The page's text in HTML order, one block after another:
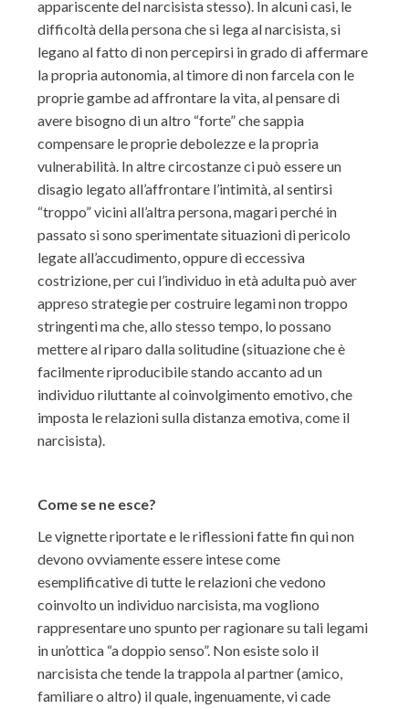
appariscente del narcisista stesso). In alcuni casi, le
difficoltà della persona che si lega al narcisista, si
legano al fatto di non percepirsi in grado di affermare
la propria autonomia, al timore di non farcela con le
proprie gambe ad affrontare la vita, al pensare di
avere bisogno di un altro “forte” che sappia
compensare le proprie debolezze e la propria
vulnerabilità. In altre circostanze ci può essere un
disagio legato all’affrontare l’intimità, al sentirsi
“troppo” vicini all’altra persona, magari perché in
passato si sono sperimentate situazioni di pericolo
legate all’accudimento, oppure di eccessiva
costrizione, per cui l’individuo in età adulta può aver
appreso strategie per costruire legami non troppo
stringenti ma che, allo stesso tempo, lo possano
mettere al riparo dalla solitudine (situazione che è
facilmente riproducibile stando accanto ad un
individuo riluttante al coinvolgimento emotivo, che
imposta le relazioni sulla distanza emotiva, come il
narcisista).
Come se ne esce?
Le vignette riportate e le riflessioni fatte fin qui non
devono ovviamente essere intese come
esemplificative di tutte le relazioni che vedono
coinvolto un individuo narcisista, ma vogliono
rappresentare uno spunto per ragionare su tali legami
in un’ottica “a doppio senso”. Non esiste solo il
narcisista che tende la trappola al partner (amico,
familiare o altro) il quale, ingenuamente, vi cade